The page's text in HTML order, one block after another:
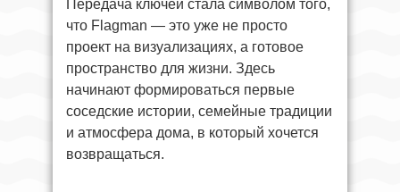
Передача ключей стала символом того,
что Flagman — это уже не просто
проект на визуализациях, а готовое
пространство для жизни. Здесь
начинают формироваться первые
соседские истории, семейные традиции
и атмосфера дома, в который хочется
возвращаться.